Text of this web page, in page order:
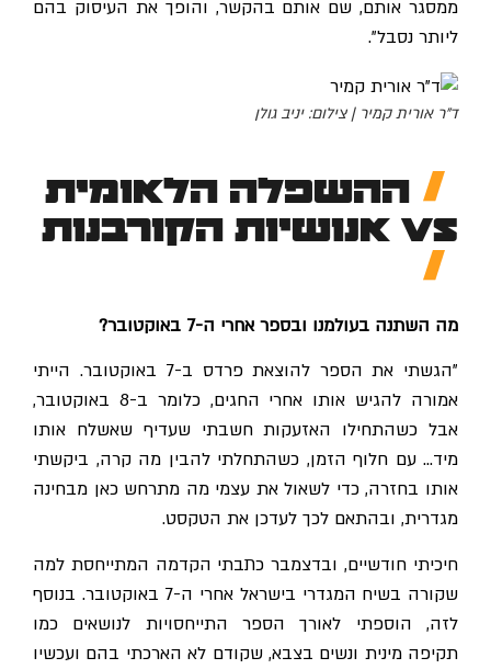
ממסגר אותם, שם אותם בהקשר, והופך את העיסוק בהם
ליותר נסבל".
ד"ר אורית קמיר | צילום: יניב גולן
ההשפלה הלאומית
VS אנושיות הקורבנות
מה השתנה בעולמנו ובספר אחרי ה-7 באוקטובר?
"הגשתי את הספר להוצאת פרדס ב-7 באוקטובר. הייתי
אמורה להגיש אותו אחרי החגים, כלומר ב-8 באוקטובר,
אבל כשהתחילו האזעקות חשבתי שעדיף שאשלח אותו
מיד… עם חלוף הזמן, כשהתחלתי להבין מה קרה, ביקשתי
אותו בחזרה, כדי לשאול את עצמי מה מתרחש כאן מבחינה
מגדרית, ובהתאם לכך לעדכן את הטקסט.
חיכיתי חודשיים, ובדצמבר כתבתי הקדמה המתייחסת למה
שקורה בשיח המגדרי בישראל אחרי ה-7 באוקטובר. בנוסף
לזה, הוספתי לאורך הספר התייחסויות לנושאים כמו
תקיפה מינית ונשים בצבא, שקודם לא הארכתי בהם ועכשיו